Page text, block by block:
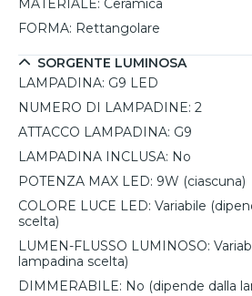
MATERIALE: Ceramica
FORMA: Rettangolare
SORGENTE LUMINOSA
LAMPADINA: G9 LED
NUMERO DI LAMPADINE: 2
ATTACCO LAMPADINA: G9
LAMPADINA INCLUSA: No
POTENZA MAX LED: 9W (ciascuna)
COLORE LUCE LED: Variabile
scelta)
LUMEN-FLUSSO LUMINOSO:
lampadina scelta)
DIMMERABILE: No (dipende dalla